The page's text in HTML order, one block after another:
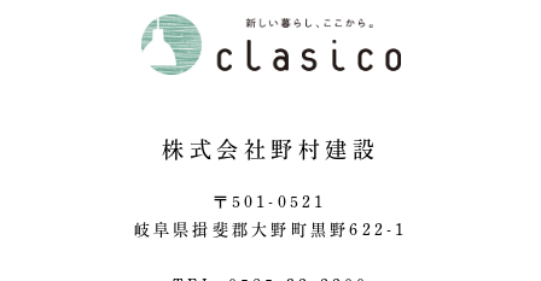
株式会社野村建設
〒501-0521
岐阜県揖斐郡大野町黒野622-1